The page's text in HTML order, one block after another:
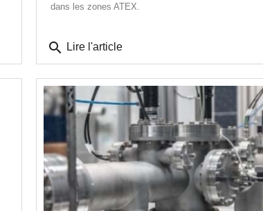
dans les zones ATEX.
search Lire l'article